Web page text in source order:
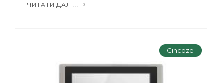
ЧИТАТИ ДАЛІ...
Cincoze